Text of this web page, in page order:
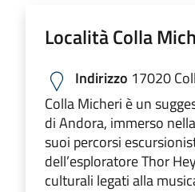
Località Colla
Indirizzo 17020
Colla Micheri è un
di Andora, immerso
suoi percorsi
dell’esploratore Thor
culturali legati alla